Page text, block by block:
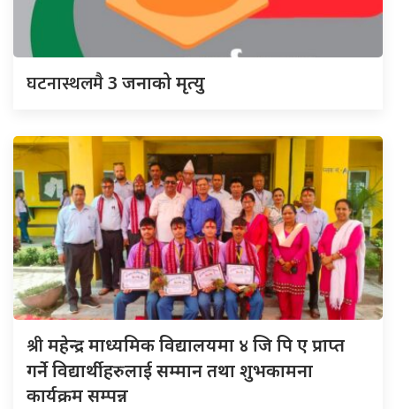
घटनास्थलमै3 जनाको मृत्यु
श्रीमहेन्द्र माध्यमिक विद्यालयमा ४ जि पि ए प्राप्त
गर्ने विद्यार्थीहरुलाई सम्मान तथा शुभकामना
कार्यक्रम सम्पन्न